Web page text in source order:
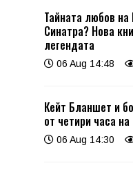
Тайната любов
Синатра? Нова
легендата
06 Aug 14:48
Кейт Бланшет и
от четири часа
06 Aug 14:30